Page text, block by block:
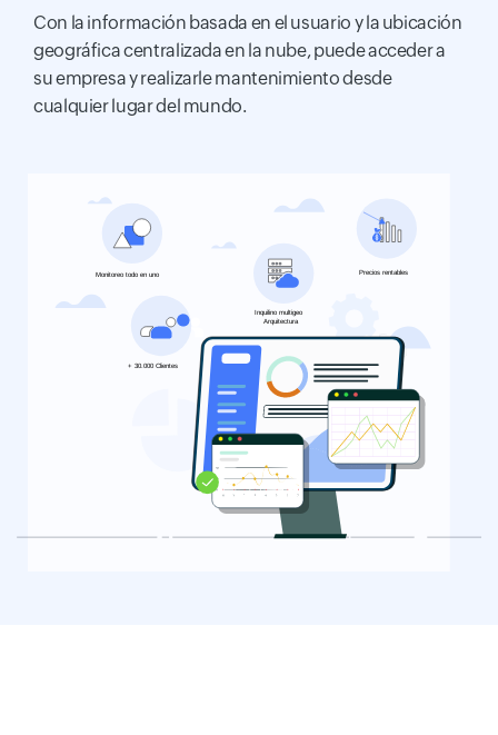
Con la información basada en el usuario y la ubicación
geográfica centralizada en la nube, puede acceder a
su empresa y realizarle mantenimiento desde
cualquier lugar del mundo.